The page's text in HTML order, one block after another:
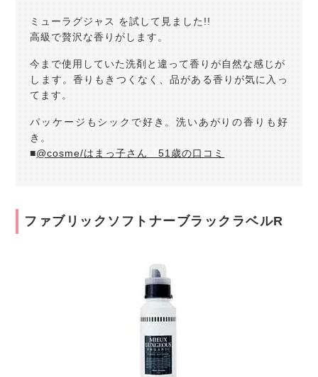
ミューラグジャス を試して見ました!!
高級で贅沢な香りがします。
今まで使用していた洗剤と違って香りが自然な感じが
します。香りもきつくなく、品がある香りが気に入っ
てます。
パッケージもシックで好き。洗いあがりの香りも好
き。
■@cosme/はまっ子さん 51歳の口コミ
ファブリックソフトナーブラックラベルR